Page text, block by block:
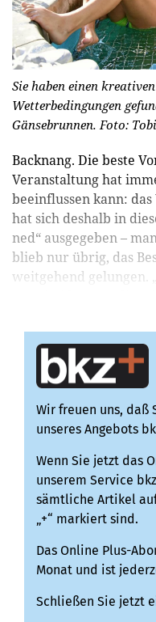
Sie haben einen
Wetterbedingungen
Gänsebrunnen. Foto:
Backnang. Die beste
Veranstaltung hat
beeinflussen kann:
hat sich deshalb in
ned“ ausgegeben –
blieb nur übrig, das
weitgehend gelungen.
Wir freuen uns, daß
unseres Angebots
Wenn Sie jetzt das
unserem Service
sämtliche Artikel
„+“ markiert sind.
Das Online Plus-
Monat und ist
Schließen Sie jetzt